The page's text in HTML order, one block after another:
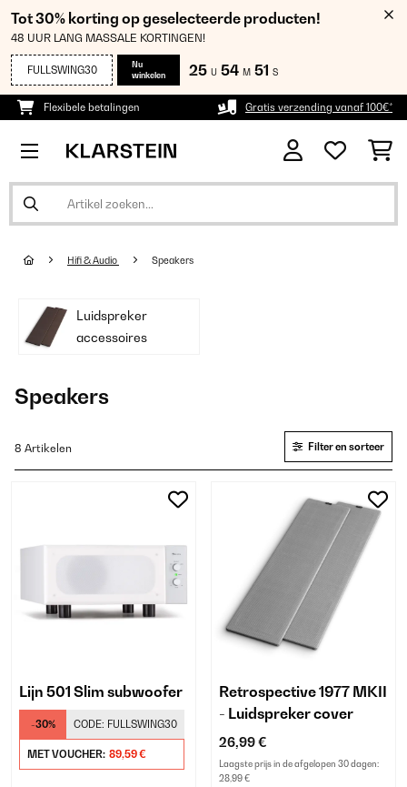
Tot 30% korting op geselecteerde producten!
48 UUR LANG MASSALE KORTINGEN!
FULLSWING30
Nu
winkelen
25 U 54 M 50 S
Flexibele betalingen Gratis verzending vanaf 100€*
Hifi & Audio Speakers
Luidspreker
accessoires
Speakers
8 Artikelen Filter en sorteer
Lijn 501 Slim subwoofer
-30% CODE: FULLSWING30
MET VOUCHER: 89,59 €
Retrospective 1977 MKII
- Luidspreker cover
26,99 €
Laagste prijs in de afgelopen 30 dagen:
28,99 €